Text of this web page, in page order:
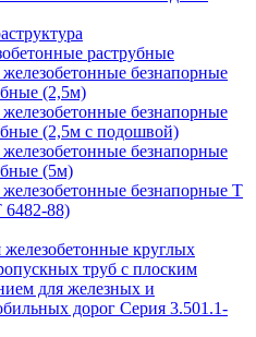
раструбные
безнапорные
(2,5м)
безнапорные
(2,5м с подошвой)
безнапорные
(5м)
безнапорные Т
88)
железобетонные круглых
труб с плоским
для железных и
дорог Серия 3.501.1-